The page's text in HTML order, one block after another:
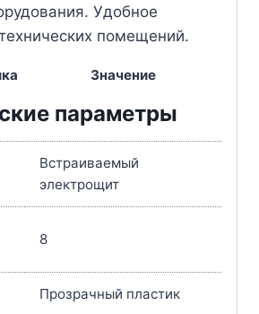
Удобное
помещений.
Значение
параметры
Встраиваемый
электрощит
8
Прозрачный пластик